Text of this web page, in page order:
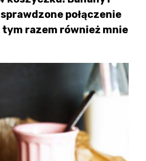
połączenie
razem również mnie